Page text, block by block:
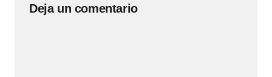
Deja un comentario